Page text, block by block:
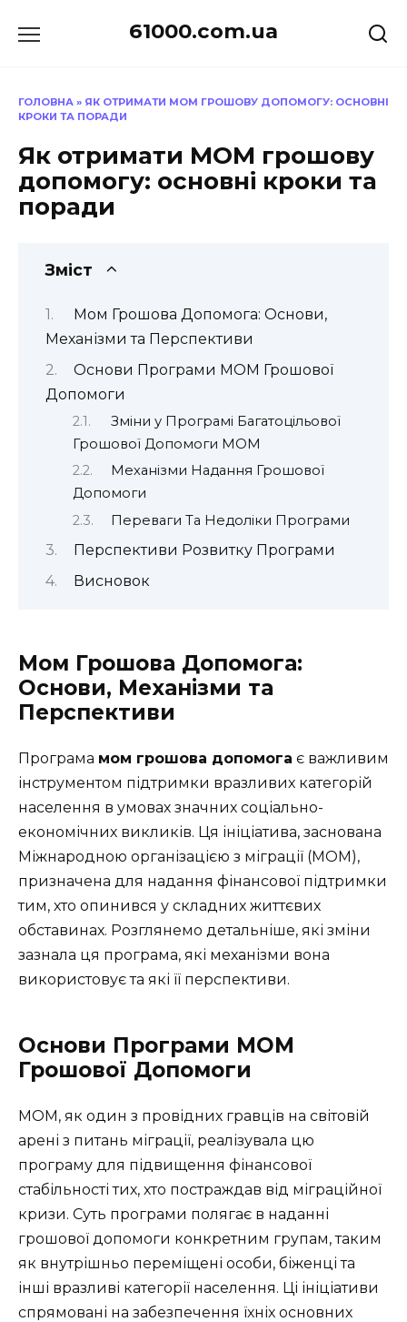
до
61000.com.ua
ГОЛОВНА » ЯК ОТРИМАТИ МОМ ГРОШОВУ ДОПОМОГУ: ОСНОВНІ
КРОКИ ТА ПОРАДИ
Як отримати МОМ грошову
допомогу: основні кроки та
поради
Зміст
Мом Грошова Допомога: Основи,
Механізми та Перспективи
Основи Програми МОМ Грошової
Допомоги
Зміни у Програмі Багатоцільової
Грошової Допомоги МОМ
Механізми Надання Грошової
Допомоги
Переваги Та Недоліки Програми
Перспективи Розвитку Програми
Висновок
Мом Грошова Допомога:
Основи, Механізми та
Перспективи
Програма мом грошова допомога є важливим
інструментом підтримки вразливих категорій
населення в умовах значних соціально-
економічних викликів. Ця ініціатива, заснована
Міжнародною організацією з міграції (МОМ),
призначена для надання фінансової підтримки
тим, хто опинився у складних життєвих
обставинах. Розглянемо детальніше, які зміни
зазнала ця програма, які механізми вона
використовує та які її перспективи.
Основи Програми МОМ
Грошової Допомоги
МОМ, як один з провідних гравців на світовій
арені з питань міграції, реалізувала цю
програму для підвищення фінансової
стабільності тих, хто постраждав від міграційної
кризи. Суть програми полягає в наданні
грошової допомоги конкретним групам, таким
як внутрішньо переміщені особи, біженці та
інші вразливі категорії населення. Ці ініціативи
спрямовані на забезпечення їхніх основних